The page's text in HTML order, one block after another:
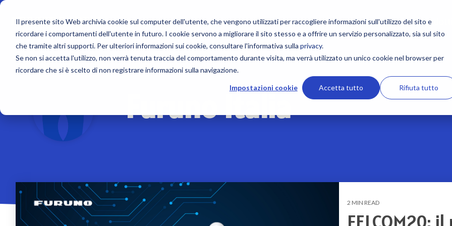
Il presente sito Web archivia cookie sul computer dell'utente, che vengono utilizzati per raccogliere informazioni sull'utilizzo del sito e
ricordare i comportamenti dell'utente in futuro. I cookie servono a migliorare il sito stesso e a offrire un servizio personalizzato, sia sul sito
che tramite altri supporti. Per ulteriori informazioni sui cookie, consultare l'informativa sulla privacy.
Se non si accetta l'utilizzo, non verrà tenuta traccia del comportamento durante visita, ma verrà utilizzato un unico cookie nel browser per
ricordare che si è scelto di non registrare informazioni sulla navigazione.
Impostazioni cookie Accetta tutto Rifiuta tutto
Skip
main
Prodotti
Rilevamento
Ecoscandagli
Radar nautico e Radar meteo
Sonar da pesca
Display multifunzioni MFD
Navigazione
Display multifunzione MFD
GPS e Sistemi cartografici
Autopiloti e bussole nautiche
Ricevitori e Ricetrasmettitori
Comunicazioni e Sistemi
Soluzioni su misura
Service contract
Remote monitoring
Formazione in aula
Corsi ufficiali Furuno
Contenuti
Furuno Academy
Mondo Furuno
Corporate
Team Furuno Italia
Lavora con noi
Supporto
Contatti
Trova un dealer Furuno Italia
2 MIN READ